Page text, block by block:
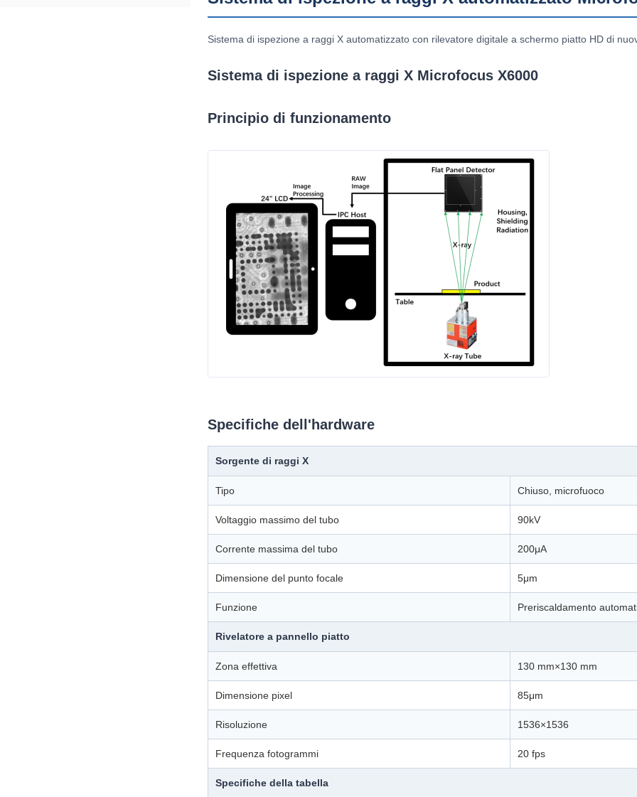
Sistema di ispezione a raggi X automatizzato con rilevatore digitale a schermo piatto HD di
Sistema di ispezione a raggi X Microfocus X6000
Principio di funzionamento
Specifiche dell'hardware
Sorgente di raggi X
Tipo Chiuso, microfuoco
Voltaggio massimo del tubo 90kV
Corrente massima del tubo 200μA
Dimensione del punto focale 5μm
Funzione Preriscaldamento
Rivelatore a pannello piatto
Zona effettiva 130 mm×130 mm
Dimensione pixel 85μm
Risoluzione 1536×1536
Frequenza fotogrammi 20 fps
Specifiche della tabella